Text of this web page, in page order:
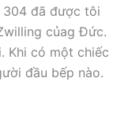
304 đã được tôi
củag Đức.
Khi có một chiếc
đầu bếp nào.